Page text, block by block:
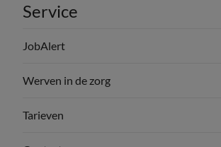
Service
JobAlert
Werven in de zorg
Tarieven